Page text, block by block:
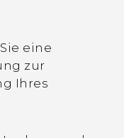
mit
zum
eine
zur
Ihres